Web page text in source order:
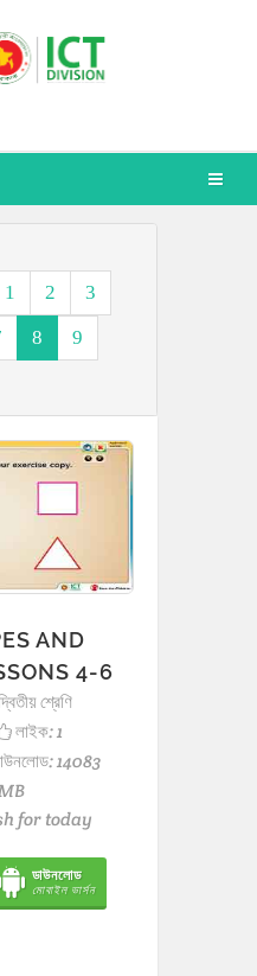
1 2
3
8
9
AND
4-6
শ্রেণি
লাইক:1
14083
for today
ডাউনলোড
মোবাইল ভার্সন